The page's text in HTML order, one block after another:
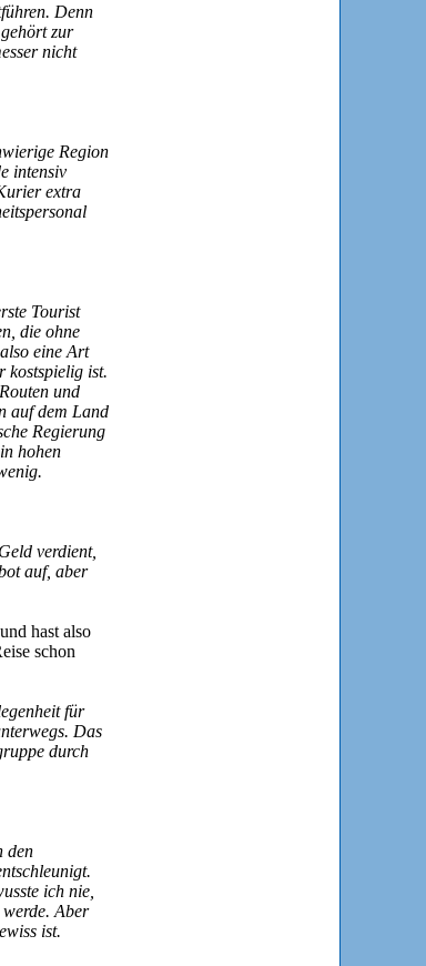
Denn
zur
nicht
Region
intensiv
extra
Tourist
die ohne
eine Art
kostspielig ist.
und
auf dem Land
Regierung
hohen
verdient,
auf, aber
hast also
schon
für
Das
durch
den
ich nie,
Aber
ist.